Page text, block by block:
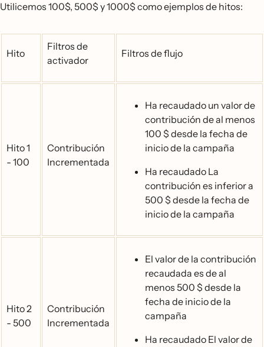
Utilicemos 100$, 500$ y 1000$ como ejemplos de hitos:
Hito
Filtros de
activador
Filtros de flujo
Hito 1
- 100
Contribución
Incrementada
Ha recaudado un valor de
contribución de al menos
100 $ desde la fecha de
inicio de la campaña
Ha recaudado La
contribución es inferior a
500 $ desde la fecha de
inicio de la campaña
Hito 2
- 500
Contribución
Incrementada
El valor de la contribución
recaudada es de al
menos 500 $ desde la
fecha de inicio de la
campaña
Ha recaudado El valor de